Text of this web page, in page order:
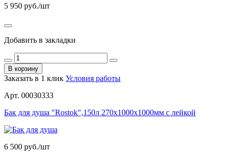
5 950 руб./шт
Добавить в закладки
В корзину
Заказать в 1 клик Условия работы
Арт. 00030333
Бак для душа "Rostok",150л 270х1000х1000мм с лейкой
6 500 руб./шт